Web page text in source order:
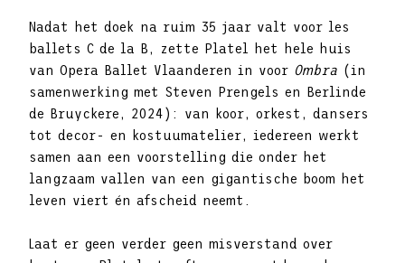
Nadat het doek na ruim 35 jaar valt voor les
ballets C de la B, zette Platel het hele huis
van Opera Ballet Vlaanderen in voor Ombra (in
samenwerking met Steven Prengels en Berlinde
de Bruyckere, 2024): van koor, orkest, dansers
tot decor- en kostuumatelier, iedereen werkt
samen aan een voorstelling die onder het
langzaam vallen van een gigantische boom het
leven viert én afscheid neemt.
Laat er geen verder geen misverstand over